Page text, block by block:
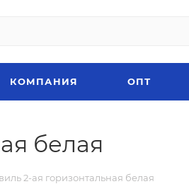
КОМПАНИЯ ОПТ
белая
2-ая горизонтальная белая